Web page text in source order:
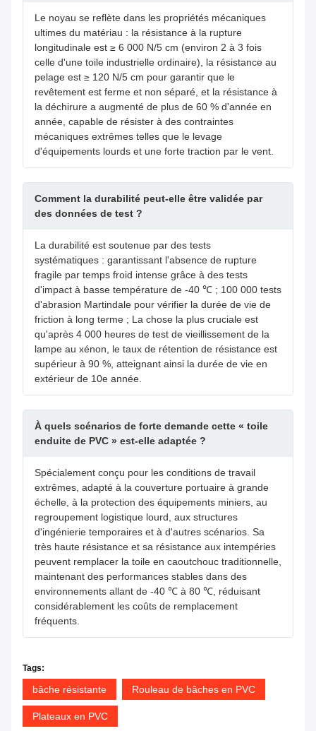
Le noyau se reflète dans les propriétés mécaniques
ultimes du matériau : la résistance à la rupture
longitudinale est ≥ 6 000 N/5 cm (environ 2 à 3 fois
celle d'une toile industrielle ordinaire), la résistance au
pelage est ≥ 120 N/5 cm pour garantir que le
revêtement est ferme et non séparé, et la résistance à
la déchirure a augmenté de plus de 60 % d'année en
année, capable de résister à des contraintes
mécaniques extrêmes telles que le levage
d'équipements lourds et une forte traction par le vent.
Comment la durabilité peut-elle être validée par
des données de test ?
La durabilité est soutenue par des tests
systématiques : garantissant l'absence de rupture
fragile par temps froid intense grâce à des tests
d'impact à basse température de -40 ℃ ; 100 000 tests
d'abrasion Martindale pour vérifier la durée de vie de
friction à long terme ; La chose la plus cruciale est
qu'après 4 000 heures de test de vieillissement de la
lampe au xénon, le taux de rétention de résistance est
supérieur à 90 %, atteignant ainsi la durée de vie en
extérieur de 10e année.
À quels scénarios de forte demande cette « toile
enduite de PVC » est-elle adaptée ?
Spécialement conçu pour les conditions de travail
extrêmes, adapté à la couverture portuaire à grande
échelle, à la protection des équipements miniers, au
regroupement logistique lourd, aux structures
d'ingénierie temporaires et à d'autres scénarios. Sa
très haute résistance et sa résistance aux intempéries
peuvent remplacer la toile en caoutchouc traditionnelle,
maintenant des performances stables dans des
environnements allant de -40 ℃ à 80 ℃, réduisant
considérablement les coûts de remplacement
fréquents.
Tags:
bâche résistante Rouleau de bâches en PVC
Plateaux en PVC